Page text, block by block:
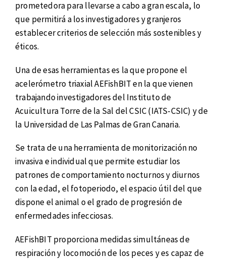
prometedora para llevarse a cabo a gran escala, lo
que permitirá a los investigadores y granjeros
establecer criterios de selección más sostenibles y
éticos.
Una de esas herramientas es la que propone el
acelerómetro triaxial AEFishBIT en la que vienen
trabajando investigadores del Instituto de
Acuicultura Torre de la Sal del CSIC (IATS-CSIC) y de
la Universidad de Las Palmas de Gran Canaria.
Se trata de una herramienta de monitorización no
invasiva e individual que permite estudiar los
patrones de comportamiento nocturnos y diurnos
con la edad, el fotoperiodo, el espacio útil del que
dispone el animal o el grado de progresión de
enfermedades infecciosas.
AEFishBIT proporciona medidas simultáneas de
respiración y locomoción de los peces y es capaz de